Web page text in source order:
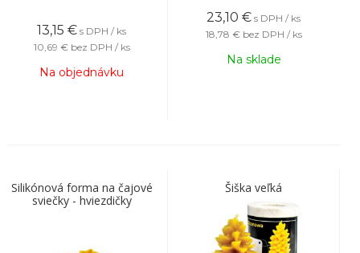
13,15 € s DPH / ks
10,69 € bez DPH / ks
Na objednávku
23,10 € s DPH / ks
18,78 € bez DPH / ks
Na sklade
Silikónová forma na čajové
sviečky - hviezdičky
Šiška veľká